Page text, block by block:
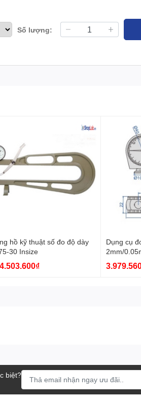
Số lượng:
hồ kỹ thuật số đo độ dày
30 Insize
Dụng cụ
2mm/
biệt?